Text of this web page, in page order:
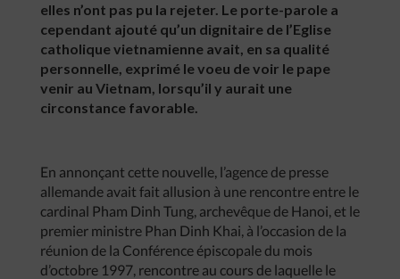
elles n’ont pas pu la rejeter. Le porte-parole a
cependant ajouté qu’un dignitaire de l’Eglise
catholique vietnamienne avait, en sa qualité
personnelle, exprimé le voeu de voir le pape
venir au Vietnam, lorsqu’il y aurait une
circonstance favorable.
En annonçant cette nouvelle, l’agence de presse
allemande avait fait allusion à une rencontre entre le
cardinal Pham Dinh Tung, archevêque de Hanoi, et le
premier ministre Phan Dinh Khai, à l’occasion de la
réunion de la Conférence épiscopale du mois
d’octobre 1997, rencontre au cours de laquelle le